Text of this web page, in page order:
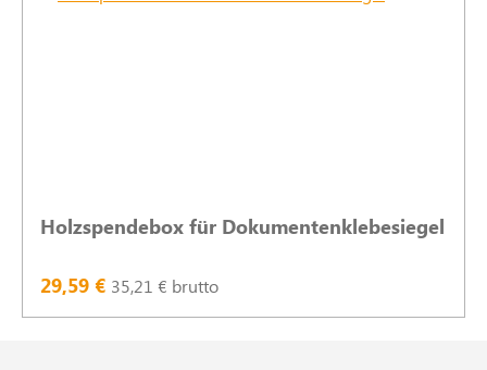
Holzspendebox für Dokumentenklebesiegel
29,59 € 35,21 € brutto